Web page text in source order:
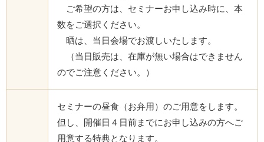
ご希望の方は、セミナーお申し込み時に、本
数をご選択ください。
晒は、当日会場でお渡しいたします。
（当日販売は、在庫が無い場合はできません
のでご注意ください。）
セミナーの昼食（お弁用）のご用意をします。
但し、開催日４日前までにお申し込みの方へご
用意する特典となります。